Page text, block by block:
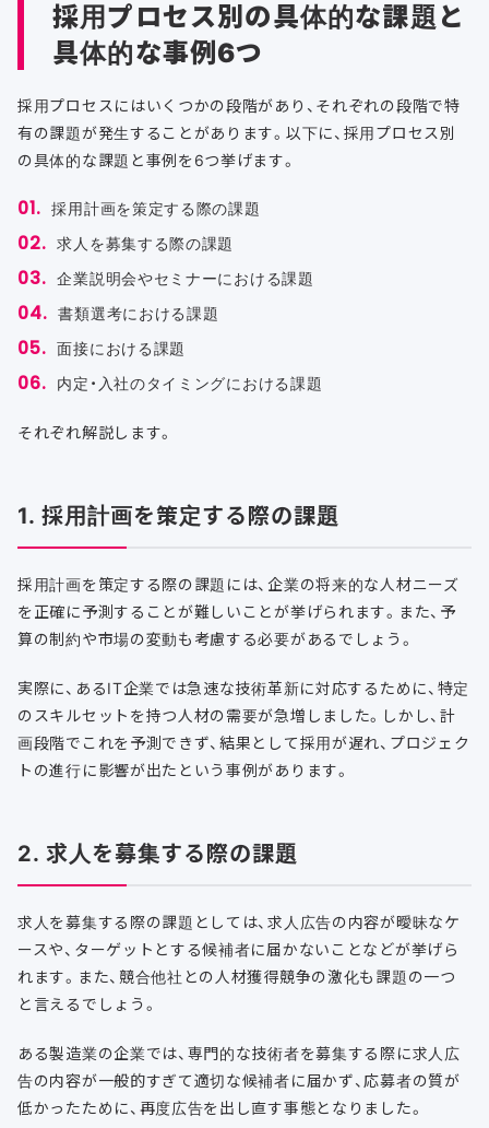
採用プロセス別の具体的な課題と
具体的な事例6つ
採用プロセスにはいくつかの段階があり、それぞれの段階で特
有の課題が発生することがあります。以下に、採用プロセス別
の具体的な課題と事例を6つ挙げます。
採用計画を策定する際の課題
求人を募集する際の課題
企業説明会やセミナーにおける課題
書類選考における課題
面接における課題
内定・入社のタイミングにおける課題
それぞれ解説します。
1. 採用計画を策定する際の課題
採用計画を策定する際の課題には、企業の将来的な人材ニーズ
を正確に予測することが難しいことが挙げられます。また、予
算の制約や市場の変動も考慮する必要があるでしょう。
実際に、あるIT企業では急速な技術革新に対応するために、特定
のスキルセットを持つ人材の需要が急増しました。しかし、計
画段階でこれを予測できず、結果として採用が遅れ、プロジェク
トの進行に影響が出たという事例があります。
2. 求人を募集する際の課題
求人を募集する際の課題としては、求人広告の内容が曖昧なケ
ースや、ターゲットとする候補者に届かないことなどが挙げら
れます。また、競合他社との人材獲得競争の激化も課題の一つ
と言えるでしょう。
ある製造業の企業では、専門的な技術者を募集する際に求人広
告の内容が一般的すぎて適切な候補者に届かず、応募者の質が
低かったために、再度広告を出し直す事態となりました。